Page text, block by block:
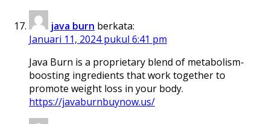
java burn berkata:
Januari 11, 2024 pukul 6:41 pm
Java Burn is a proprietary blend of metabolism-
boosting ingredients that work together to
promote weight loss in your body.
https://javaburnbuynow.us/